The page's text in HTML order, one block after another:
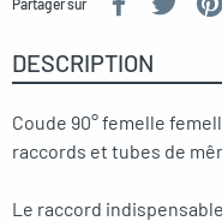
Partager sur
DESCRIPTION
Coude 90° femelle
raccords et tubes de
Le raccord